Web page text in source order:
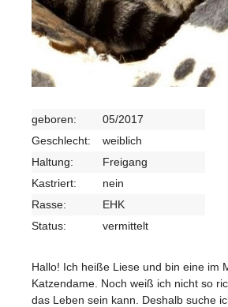
geboren:
05/2017
Geschlecht:
weiblich
Haltung:
Freigang
Kastriert:
nein
Rasse:
EHK
Status:
vermittelt
Hallo! Ich heiße Liese und bin eine im
Katzendame. Noch weiß ich nicht so
das Leben sein kann. Deshalb suche